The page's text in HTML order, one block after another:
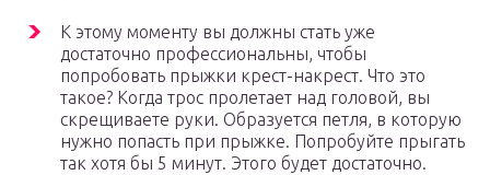
К этому моменту вы должны стать уже
достаточно профессиональны, чтобы
попробовать прыжки крест-накрест. Что это
такое? Когда трос пролетает над головой, вы
скрещиваете руки. Образуется петля, в которую
нужно попасть при прыжке. Попробуйте прыгать
так хотя бы 5 минут. Этого будет достаточно.